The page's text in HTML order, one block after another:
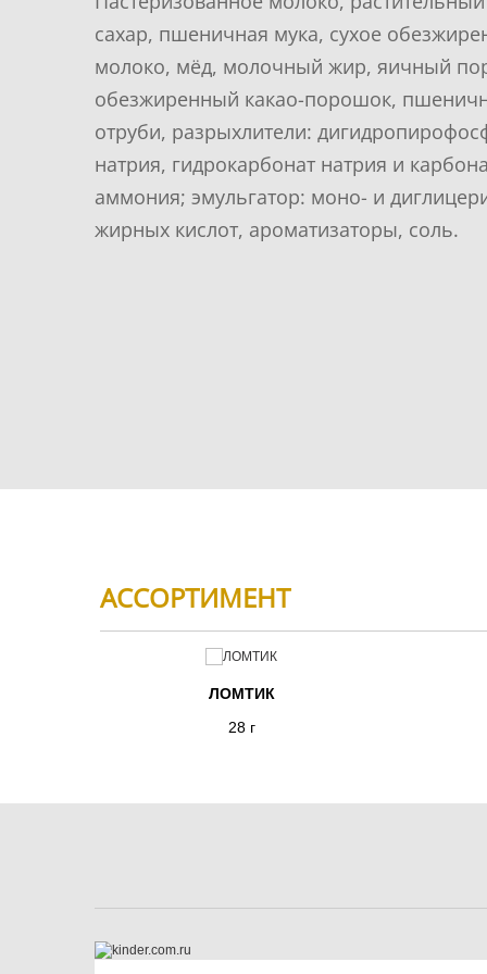
сахар, пшеничная мука, сухое
молоко, мёд, молочный жир, яичный
обезжиренный какао-порошок,
отруби, разрыхлители:
натрия, гидрокарбонат натрия и
аммония; эмульгатор: моно- и
жирных кислот, ароматизаторы, соль.
АССОРТИМЕНТ
ЛОМТИК
28 г